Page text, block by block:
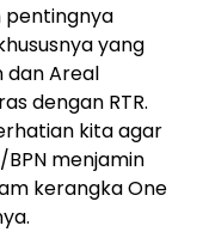
pentingnya
yang
dan Areal
dengan RTR.
kita agar
menjamin
kerangka One